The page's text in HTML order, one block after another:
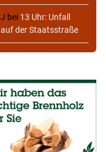
J bei 13 Uhr: Unfall
auf der Staatsstraße